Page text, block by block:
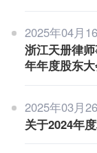
联系我们
加入我们
2025年04月
浙江天册律
年年度股东
2025年03月
关于2024年